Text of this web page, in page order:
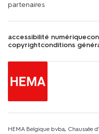
partenaires
accessibilité numérique
copyrightconditions
HEMA Belgique bvba, Chaussée